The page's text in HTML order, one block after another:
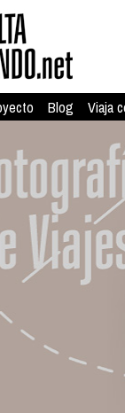
Blog Viaja